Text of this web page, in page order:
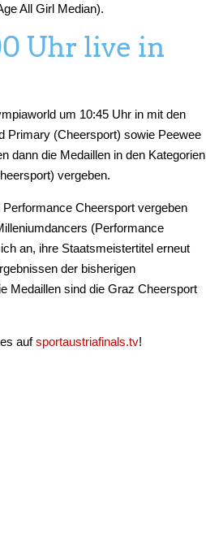
All Girl Median).
Uhr live in
um 10:45 Uhr in mit den
Primary (Cheersport) sowie Peewee
dann die Medaillen in den Kategorien
vergeben.
Cheersport vergeben
(Performance
an, ihre Staatsmeistertitel erneut
der bisherigen
Medaillen sind die Graz Cheersport
es aufsportaustriafinals.tv!